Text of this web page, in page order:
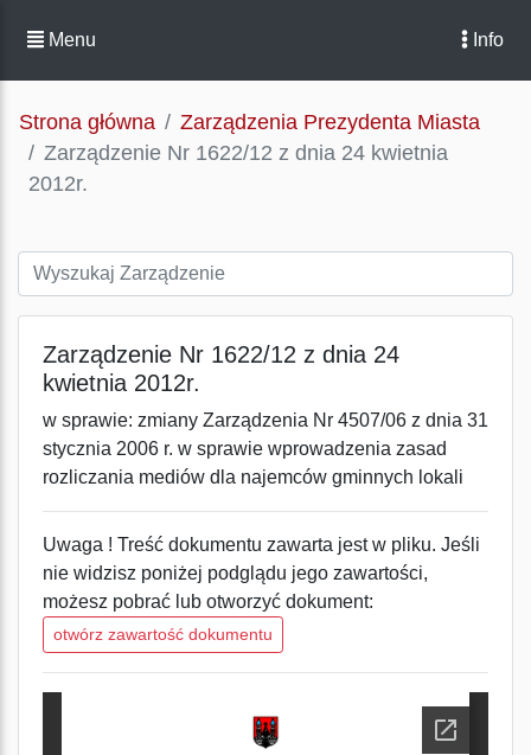
Menu Info
Strona główna
Zarządzenia Prezydenta Miasta
Zarządzenie Nr 1622/12 z dnia 24 kwietnia
2012r.
Zarządzenie Nr 1622/12 z dnia 24
kwietnia 2012r.
w sprawie: zmiany Zarządzenia Nr 4507/06 z dnia 31
stycznia 2006 r. w sprawie wprowadzenia zasad
rozliczania mediów dla najemców gminnych lokali
Uwaga ! Treść dokumentu zawarta jest w pliku. Jeśli
nie widzisz poniżej podglądu jego zawartości,
możesz pobrać lub otworzyć dokument:
otwórz zawartość dokumentu